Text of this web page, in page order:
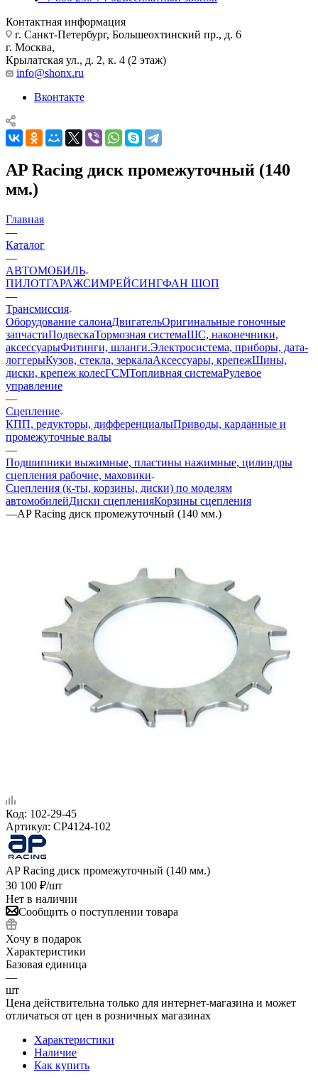
Контактная информация
г. Санкт-Петербург, Большеохтинский пр., д. 6
г. Москва,
Крылатская ул., д. 2, к. 4 (2 этаж)
info@shonx.ru
Вконтакте
AP Racing диск промежуточный (140
мм.)
Главная
—
Каталог
—
АВТОМОБИЛЬ
ПИЛОТГАРАЖСИМРЕЙСИНГФАН ШОП
—
Трансмиссия
Оборудование салонаДвигательОригинальные гоночные
запчастиПодвескаТормозная системаШС, наконечники,
аксессуарыФитинги, шланги.Электросистема, приборы, дата-
логгерыКузов, стекла, зеркалаАксессуары, крепежШины,
диски, крепеж колесГСМТопливная системаРулевое
управление
—
Сцепление
КПП, редукторы, дифференциалыПриводы, карданные и
промежуточные валы
—
Подшипники выжимные, пластины нажимные, цилиндры
сцепления рабочие, маховики
Сцепления (к-ты, корзины, диски) по моделям
автомобилейДиски сцепленияКорзины сцепления
—AP Racing диск промежуточный (140 мм.)
Код: 102-29-45
Артикул: CP4124-102
AP Racing диск промежуточный (140 мм.)
30 100 ₽/шт
Нет в наличии
Сообщить о поступлении товара
Хочу в подарок
Характеристики
Базовая единица
—
шт
Цена действительна только для интернет-магазина и может
отличаться от цен в розничных магазинах
Характеристики
Наличие
Как купить